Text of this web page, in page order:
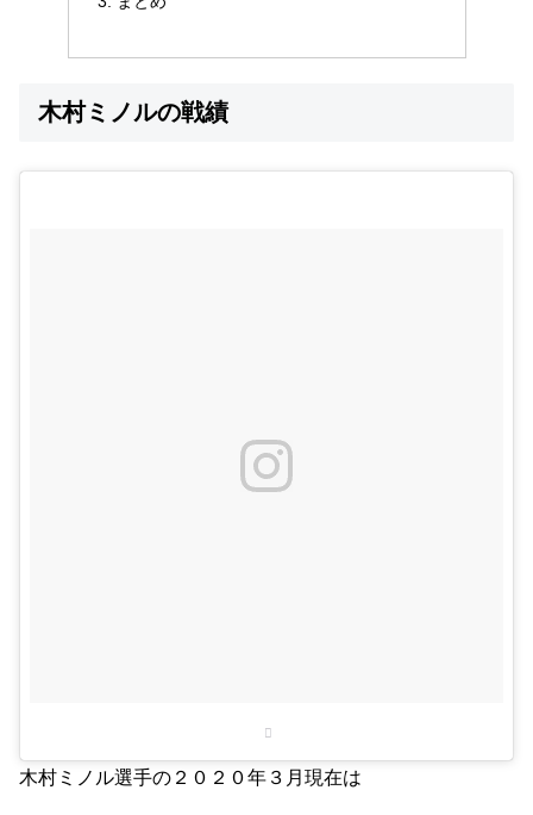
木村ミノルの戦績
木村ミノル選手の２０２０年３月現在は